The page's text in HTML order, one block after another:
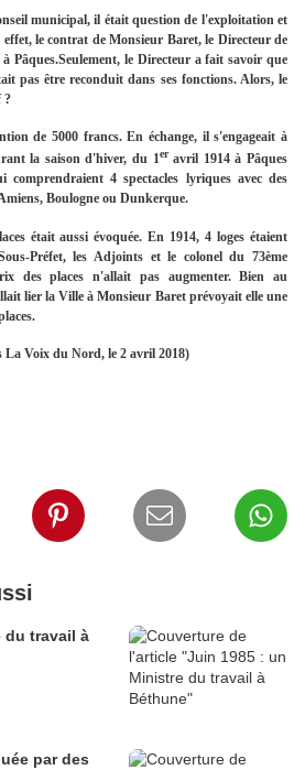
municipal, il était question de l'exploitation et
le contrat de Monsieur Baret, le Directeur de
Pâques.Seulement, le Directeur a fait savoir que
pas être reconduit dans ses fonctions. Alors, le
?
de 5000 francs. En échange, il s'engageait à
la saison d'hiver, du 1eravril 1914 à Pâques
comprendraient 4 spectacles lyriques avec des
Boulogne ou Dunkerque.
était aussi évoquée. En 1914, 4 loges étaient
Préfet, les Adjoints et le colonel du 73ème
des places n'allait pas augmenter. Bien au
lier la Ville à Monsieur Baret prévoyait elle une
Voix du Nord, le 2 avril 2018)
du travail à